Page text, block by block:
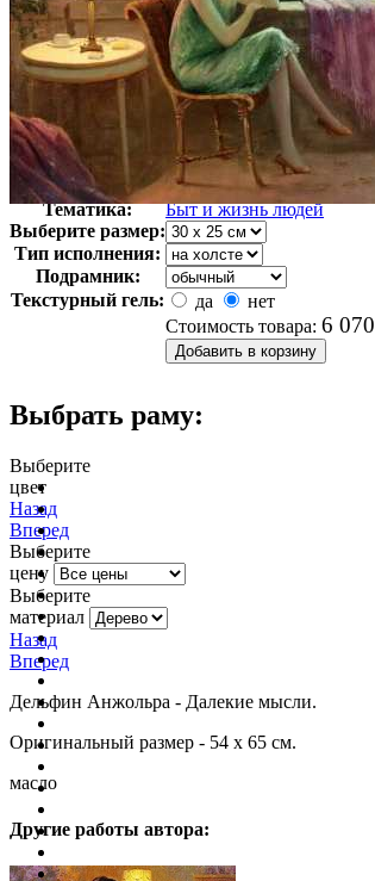
Автор:
Дельфин Анжольра
Арт-стиль
Академизм
Тематика:
Быт и жизнь людей
Выберите размер:
Тип исполнения:
Подрамник:
Текстурный гель:
да
нет
Стоимость товара: 6 070
Выбрать раму:
Выберите
цвет
Назад
Вперед
Выберите
цену
Выберите
материал
Назад
Вперед
Дельфин Анжольра - Далекие мысли.
Оригинальный размер - 54 х 65 см.
масло
Другие работы автора: